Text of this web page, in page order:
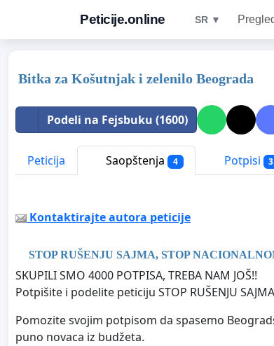
Peticije.online SR ▼
Bitka za Košutnjak i zelenilo Beograda
Podeli na Fejsbuku (1600)
Peticija Saopštenja 4 Potpisi
Kontaktirajte autora peticije
STOP RUŠENJU SAJMA, STOP
SKUPILI SMO 4000 POTPISA, TREBA NAM JOŠ!!
Potpišite i podelite peticiju STOP RUŠENJU
Pomozite svojim potpisom da spasemo
puno novaca iz budžeta.